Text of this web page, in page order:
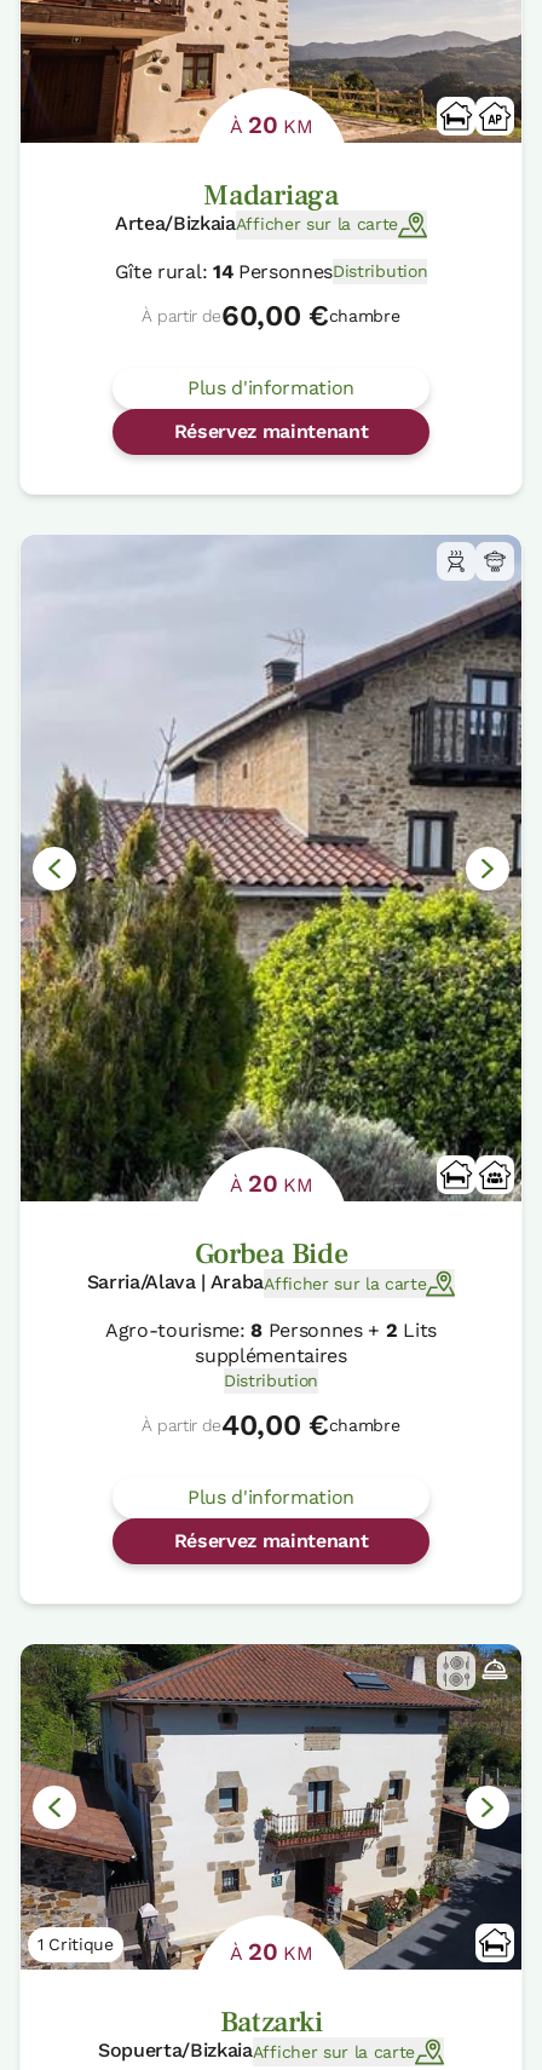
À 20 KM
Madariaga
Artea/BizkaiaAfficher sur la carte
Gîte rural: 14PersonnesDistribution
À partir de60,00 €chambre
Plus d'information
Réservez maintenant
À 20 KM
Gorbea Bide
Sarria/Alava | ArabaAfficher sur la carte
Agro-tourisme:8Personnes + 2 Lits
supplémentaires
Distribution
À partir de40,00 €chambre
Plus d'information
Réservez maintenant
1 Critique À 20 KM
Batzarki
Sopuerta/BizkaiaAfficher sur la carte